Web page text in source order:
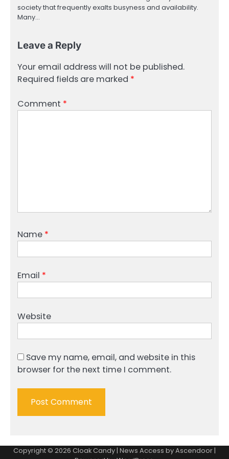
society that frequently exalts busyness and availability.
Many…
Leave a Reply
Your email address will not be published.
Required fields are marked *
Comment *
Name *
Email *
Website
Save my name, email, and website in this
browser for the next time I comment.
Copyright © 2026 Cloak Candy | News Access byAscendoor |